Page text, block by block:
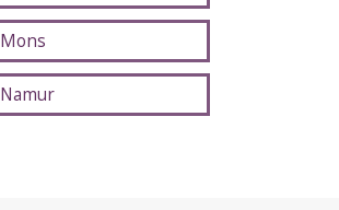
Mons
Namur